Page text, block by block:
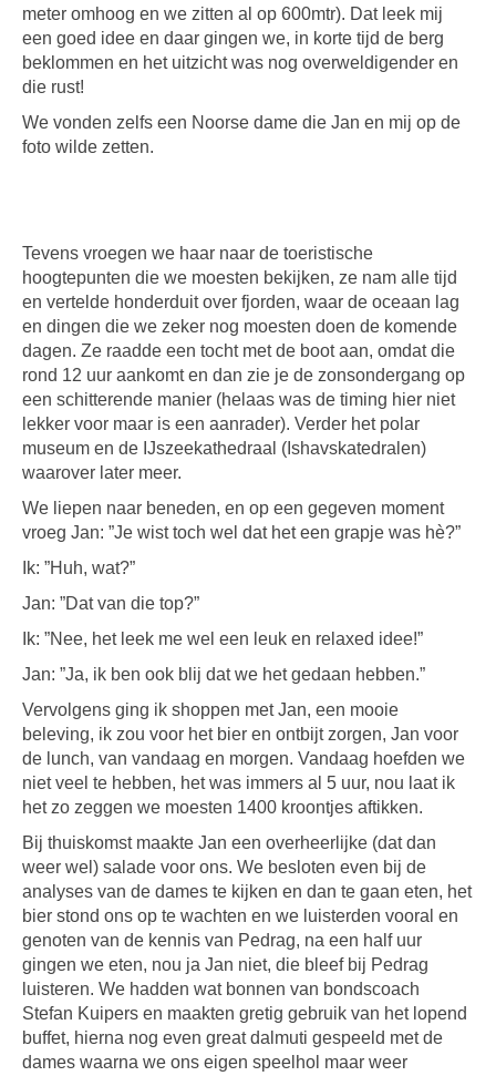
meter omhoog en we zitten al op 600mtr). Dat leek mij
een goed idee en daar gingen we, in korte tijd de berg
beklommen en het uitzicht was nog overweldigender en
die rust!
We vonden zelfs een Noorse dame die Jan en mij op de
foto wilde zetten.
Tevens vroegen we haar naar de toeristische
hoogtepunten die we moesten bekijken, ze nam alle tijd
en vertelde honderduit over fjorden, waar de oceaan lag
en dingen die we zeker nog moesten doen de komende
dagen. Ze raadde een tocht met de boot aan, omdat die
rond 12 uur aankomt en dan zie je de zonsondergang op
een schitterende manier (helaas was de timing hier niet
lekker voor maar is een aanrader). Verder het polar
museum en de IJszeekathedraal (Ishavskatedralen)
waarover later meer.
We liepen naar beneden, en op een gegeven moment
vroeg Jan: ”Je wist toch wel dat het een grapje was hè?”
Ik: ”Huh, wat?”
Jan: ”Dat van die top?”
Ik: ”Nee, het leek me wel een leuk en relaxed idee!”
Jan: ”Ja, ik ben ook blij dat we het gedaan hebben.”
Vervolgens ging ik shoppen met Jan, een mooie
beleving, ik zou voor het bier en ontbijt zorgen, Jan voor
de lunch, van vandaag en morgen. Vandaag hoefden we
niet veel te hebben, het was immers al 5 uur, nou laat ik
het zo zeggen we moesten 1400 kroontjes aftikken.
Bij thuiskomst maakte Jan een overheerlijke (dat dan
weer wel) salade voor ons. We besloten even bij de
analyses van de dames te kijken en dan te gaan eten, het
bier stond ons op te wachten en we luisterden vooral en
genoten van de kennis van Pedrag, na een half uur
gingen we eten, nou ja Jan niet, die bleef bij Pedrag
luisteren. We hadden wat bonnen van bondscoach
Stefan Kuipers en maakten gretig gebruik van het lopend
buffet, hierna nog even great dalmuti gespeeld met de
dames waarna we ons eigen speelhol maar weer